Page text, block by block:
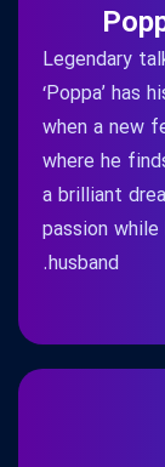
Legendary
‘Poppa’ has
when a new
where he
a brilliant
passion
husband.